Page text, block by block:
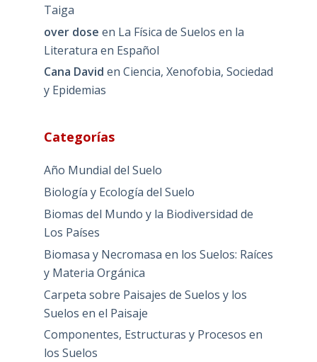
Taiga
over dose en La Física de Suelos en la
Literatura en Español
Cana David en Ciencia, Xenofobia, Sociedad
y Epidemias
Categorías
Año Mundial del Suelo
Biología y Ecología del Suelo
Biomas del Mundo y la Biodiversidad de
Los Países
Biomasa y Necromasa en los Suelos: Raíces
y Materia Orgánica
Carpeta sobre Paisajes de Suelos y los
Suelos en el Paisaje
Componentes, Estructuras y Procesos en
los Suelos